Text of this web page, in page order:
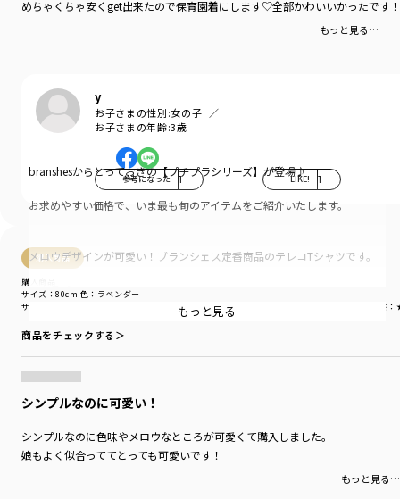
めちゃくちゃ安くget出来たので保育園着にします♡全部かわいいかったです！
もっと見る…
y
お子さまの性別:女の子
お子さまの年齢:3歳
参考になった 1 LIKE! 1
購入商品
購入商品
サイズ感 ：やや薄い伸縮性：伸びる 着替えやすさ
サイズ：80cm 色：ラベンダー
商品をチェックする＞
シンプルなのに可愛い！
シンプルなのに色味やメロウなところが可愛くて購入しました。
娘もよく似合っててとっても可愛いです！
もっと見る…
branshesからとっておきの【プチプラシリーズ】が登場♪
お求めやすい価格で、いま最も旬のアイテムをご紹介いたします。
メロウデザインが可愛い！ブランシェス定番商品のテレコTシャツです。
＜商品ポイント＞
・素材は薄手のテレコ素材で伸縮性に優れており着やすさバツグンです。
・裾と袖口の配色メロウデザインがアクセントになっています。
・胸の刺しゅうもポイントです。
・デイリーに活躍してくれる事間違いなしの一着です。
※80～90㎝まで肩ボタンが付いた仕様となっております。
もっと見る